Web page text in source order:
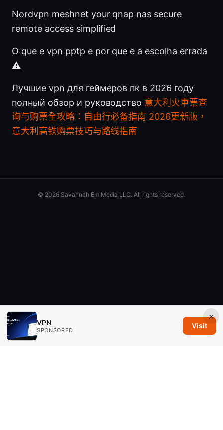
Nordvpn meshnet your qnap nas secure
remote access simplified
O que e vpn pptp e por que e a escolha errada
⚠️
Лучшие vpn для геймеров пк в 2026 году
полный обзор и руководство 意大利火車票查
询与购票全攻略：自由行必备指南 2026更新版，
意大利高铁购票技巧与路线指南
×
VPN
SPONSORED
Visit
© 2026 Savannah Em Media LLC. All rights reserved.